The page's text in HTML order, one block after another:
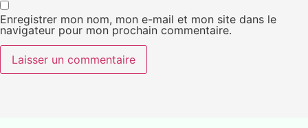
Enregistrer mon nom, mon e-mail et mon site dans le
navigateur pour mon prochain commentaire.